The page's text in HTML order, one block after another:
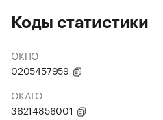
Коды статистики
ОКПО
0205457959
ОКАТО
36214856001